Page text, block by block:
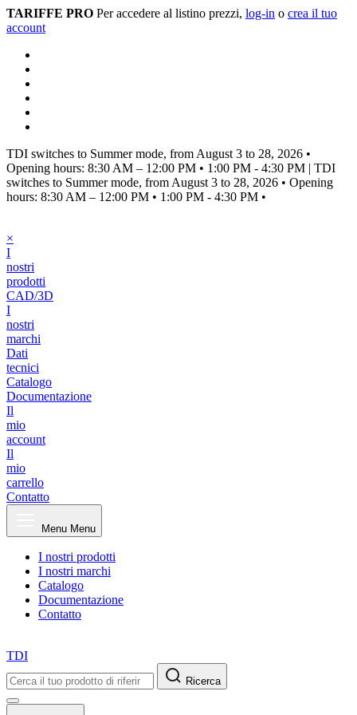
TARIFFE PRO Per accedere al listino prezzi, log-in o crea il tuo
account
TDI switches to Summer mode, from August 3 to 28, 2026 •
Opening hours: 8:30 AM – 12:00 PM • 1:00 PM - 4:30 PM | TDI
switches to Summer mode, from August 3 to 28, 2026 • Opening
hours: 8:30 AM – 12:00 PM • 1:00 PM - 4:30 PM •
×
I
nostri
prodotti
CAD/3D
I
nostri
marchi
Dati
tecnici
Catalogo
Documentazione
Il
mio
account
Il
mio
carrello
Contatto
Menu Menu
I nostri prodotti
I nostri marchi
Catalogo
Documentazione
Contatto
TDI
Ricerca